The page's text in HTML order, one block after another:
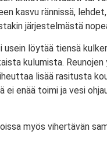
kasvu rännissä,
järjestelmästä
löytää tiensä
kulumista. Reunojen
lisää rasitusta
enää toimi ja vesi
myös vihertävän